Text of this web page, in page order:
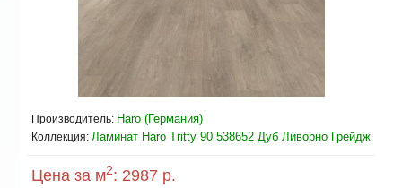
Производитель: Haro (Германия)
Коллекция: Ламинат Haro Tritty 90 538652 Дуб Ливорно Грейдж
Цена за м2: 2987 р.